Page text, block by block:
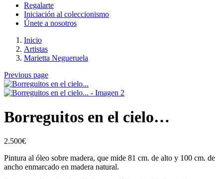
Regalarte
Iniciación al coleccionismo
Únete a nosotros
Inicio
Artistas
Marietta Negueruela
Previous page
Borreguitos en el cielo…
2.500€
Pintura al óleo sobre madera, que mide 81 cm. de alto y 100 cm. de
ancho enmarcado en madera natural.